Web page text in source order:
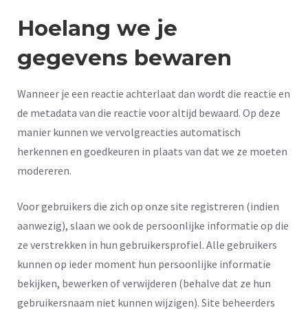
Hoelang we je
gegevens bewaren
Wanneer je een reactie achterlaat dan wordt die reactie en
de metadata van die reactie voor altijd bewaard. Op deze
manier kunnen we vervolgreacties automatisch
herkennen en goedkeuren in plaats van dat we ze moeten
modereren.
Voor gebruikers die zich op onze site registreren (indien
aanwezig), slaan we ook de persoonlijke informatie op die
ze verstrekken in hun gebruikersprofiel. Alle gebruikers
kunnen op ieder moment hun persoonlijke informatie
bekijken, bewerken of verwijderen (behalve dat ze hun
gebruikersnaam niet kunnen wijzigen). Site beheerders